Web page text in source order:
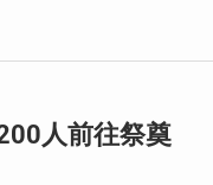
人前往祭奠